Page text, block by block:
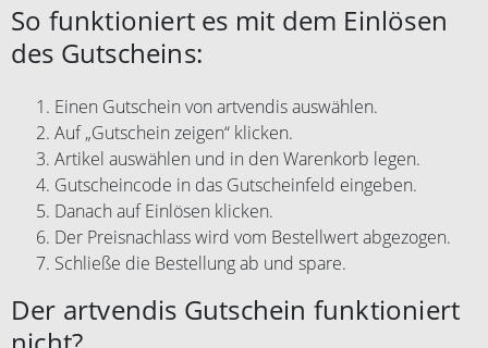
So funktioniert es mit dem Einlösen
des Gutscheins:
Einen Gutschein von artvendis auswählen.
Auf „Gutschein zeigen“ klicken.
Artikel auswählen und in den Warenkorb legen.
Gutscheincode in das Gutscheinfeld eingeben.
Danach auf Einlösen klicken.
Der Preisnachlass wird vom Bestellwert abgezogen.
Schließe die Bestellung ab und spare.
Der artvendis Gutschein funktioniert